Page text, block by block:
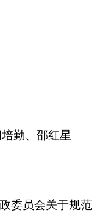
勤、邵红星
委员会关于规范